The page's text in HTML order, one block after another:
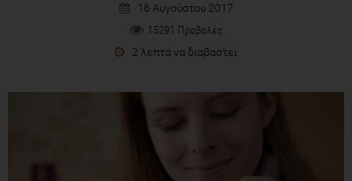
16 Αυγούστου 2017
15291 Προβολές
2 λεπτά να διαβαστεί